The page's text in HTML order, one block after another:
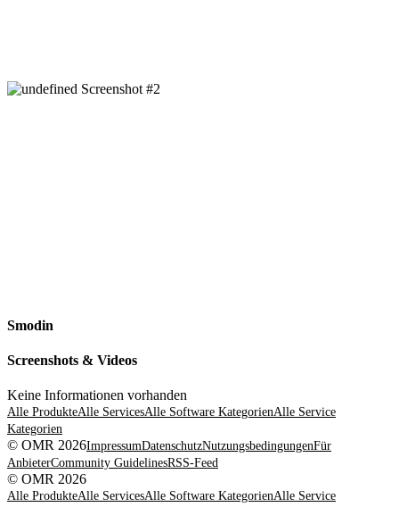
Smodin
Screenshots & Videos
Keine Informationen vorhanden
Alle ProdukteAlle ServicesAlle Software KategorienAlle Service
Kategorien
© OMR 2026ImpressumDatenschutzNutzungsbedingungenFür
AnbieterCommunity GuidelinesRSS-Feed
© OMR 2026
Alle ProdukteAlle ServicesAlle Software KategorienAlle Service